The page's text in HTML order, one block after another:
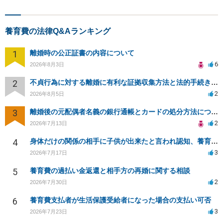
養育費の法律Q&Aランキング
1 離婚時の公正証書の内容について
2026年8月3日 6
2 不貞行為に対する離婚に有利な証拠収集方法と法的手続きについて
2026年8月5日 2
3 離婚後の元配偶者名義の銀行通帳とカードの処分方法について
2026年7月13日 2
4 身体だけの関係の相手に子供が出来たと言われ認知、養育費を要求されているが自身の子供か分からない
2026年7月17日 3
5 養育費の過払い金返還と相手方の再婚に関する相談
2026年7月30日 2
6 養育費支払者が生活保護受給者になった場合の支払い可否
2026年7月23日 3